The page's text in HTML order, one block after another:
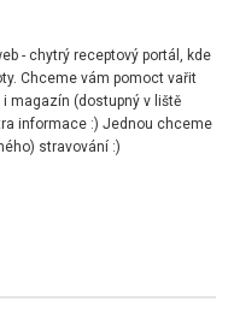
- chytrý receptový portál, kde
Chceme vám pomoct vařit
i magazín (dostupný v liště
informace :) Jednou chceme
stravování :)